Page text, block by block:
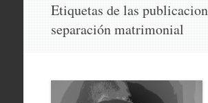
contenido
Etiquetas de las
separación matrimonial